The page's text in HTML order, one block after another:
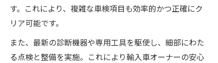
す。これにより、複雑な車検項目も効率的かつ正確にク
リア可能です。
また、最新の診断機器や専用工具を駆使し、細部にわた
る点検と整備を実施。これにより輸入車オーナーの安心